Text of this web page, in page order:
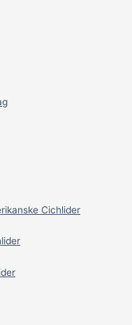
Cichlider